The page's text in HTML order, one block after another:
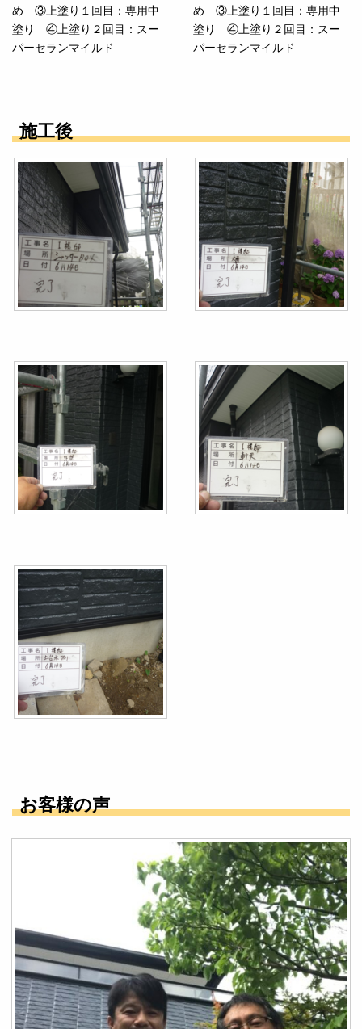
め ③上塗り１回目：専用中
塗り ④上塗り２回目：スー
パーセランマイルド
め ③上塗り１回目：専用中
塗り ④上塗り２回目：スー
パーセランマイルド
施工後
お客様の声